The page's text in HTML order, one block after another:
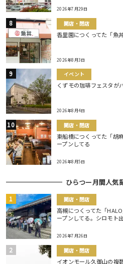
2026年7月29日
開店・閉店
香里園につくってた「魚
2026年8月3日
イベント
くずモの珈琲フェスタが
2026年8月4日
開店・閉店
東船橋につくってた「胡
ープンしてる
2026年8月5日
ひらつー月間人気
開店・閉店
高槻につくってた「
ープンしてる。シロモト
2026年7月26日
開店・閉店
イオンモール久御山の複